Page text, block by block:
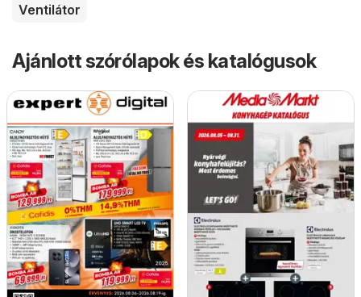
Ventilátor
Ajánlott szórólapok és katalógusok